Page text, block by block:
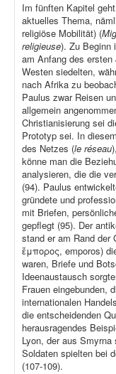
Im fünften Kapitel
aktuelles Thema,
religiöse Mobilität) (
religieuse). Zu Beginn
am Anfang des
Westen siedelten,
nach Afrika zu
Paulus zwar Reisen
allgemein
Christianisierung sei
Prototyp sei. In
des Netzes (le réseau
könne man die
analysieren, die die
(94). Paulus
gründete und
mit Briefen,
gepflegt (95). Der
stand er am Rand der
ἔμπορος, emporos)
waren, Briefe und
Ideenaustausch
Frauen eingebunden,
internationalen
die entscheidenden
herausragendes
Lyon, der aus
Soldaten spielten bei
(107-109).